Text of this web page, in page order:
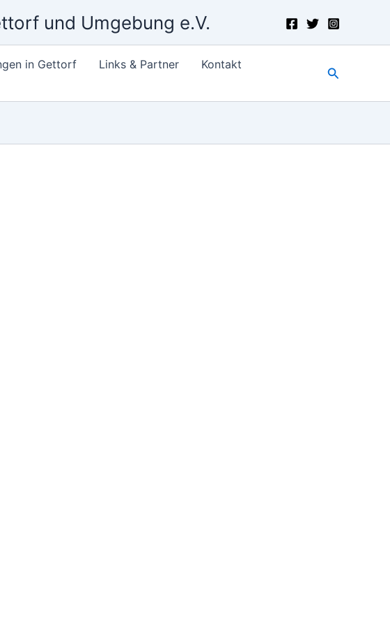
und Umgebung e.V.
in Gettorf Links & Partner
Kontakt
Suchen